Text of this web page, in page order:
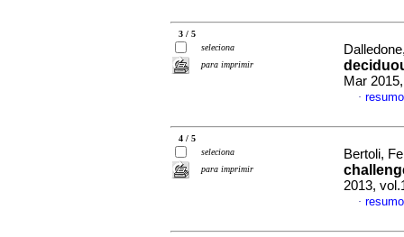
3 / 5
seleciona
para imprimir
Mar
·
4 / 5
seleciona
para imprimir
Bertoli,
2013,
·